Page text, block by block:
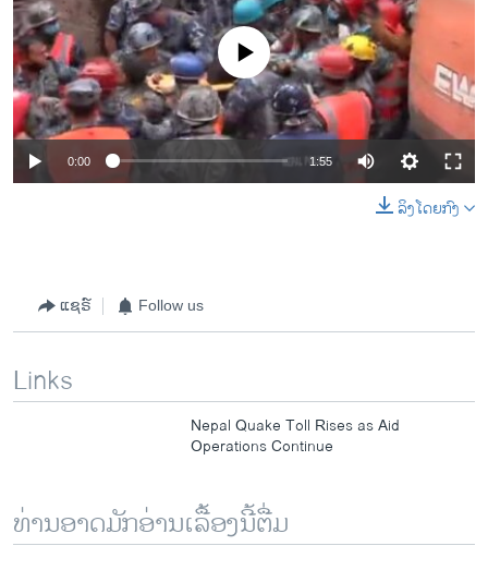
No media source currently available
0:00 1:55
ລິງໂດຍກົງ
ແຊຣ໌ Follow us
Links
Nepal Quake Toll Rises as Aid
Operations Continue
ທ່ານອາດມັກອ່ານເລື້ອງນີ້ຕື່ມ